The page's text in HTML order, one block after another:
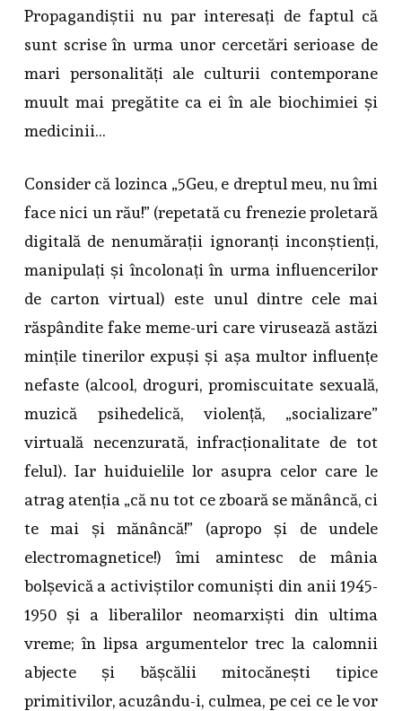
Propagandiștii nu par interesați de faptul că
sunt scrise în urma unor cercetări serioase de
mari personalități ale culturii contemporane
muult mai pregătite ca ei în ale biochimiei și
medicinii…
Consider că lozinca „5Geu, e dreptul meu, nu îmi
face nici un rău!” (repetată cu frenezie proletară
digitală de nenumărații ignoranți inconștienți,
manipulați și încolonați în urma influencerilor
de carton virtual) este unul dintre cele mai
răspândite fake meme-uri care virusează astăzi
mințile tinerilor expuși și așa multor influențe
nefaste (alcool, droguri, promiscuitate sexuală,
muzică psihedelică, violență, „socializare”
virtuală necenzurată, infracționalitate de tot
felul). Iar huiduielile lor asupra celor care le
atrag atenția „că nu tot ce zboară se mănâncă, ci
te mai și mănâncă!” (apropo și de undele
electromagnetice!) îmi amintesc de mânia
bolșevică a activiștilor comuniști din anii 1945-
1950 și a liberalilor neomarxiști din ultima
vreme; în lipsa argumentelor trec la calomnii
abjecte și bășcălii mitocănești tipice
primitivilor, acuzându-i, culmea, pe cei ce le vor